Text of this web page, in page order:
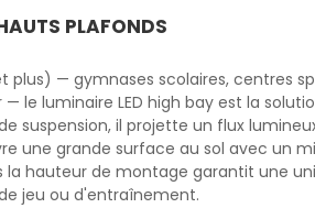
PLAFONDS
plus) — gymnases scolaires, centres
le luminaire LED high bay est la
suspension, il projette un flux
une grande surface au sol avec un
la hauteur de montage garantit une
jeu ou d'entraînement.